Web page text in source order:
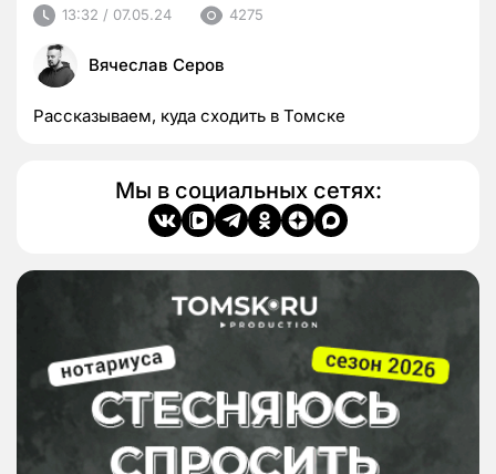
13:32 / 07.05.24 4275
Вячеслав Серов
Рассказываем, куда сходить в Томске
Мы в социальных сетях: